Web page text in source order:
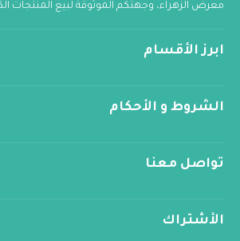
معرض الزهراء، وجهتكم الموثوقة لبيع المنتجات
ابرز الأقسام
الشروط و الأحكام
تواصل معنا
الأشتراك